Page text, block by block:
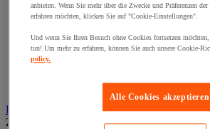
Baustellenscheinwerfer
Handlampe
Innen- und Außenbeleuchtung
Leuchtmittel
Stirnlampe
Werkstattlampe
Druckluftwerkzeuge und Kompressoren
Zur gesamten Produktgruppe
anbieten. Wenn Sie mehr über die Zwecke und Präferenzen
erfahren möchten, klicken Sie auf "Cookie-Einstellungen".
Und wenn Sie Ihren Besuch ohne Cookies fortsetzen
tun! Um mehr zu erfahren, können Sie auch unsere Cookie-
policy.
Alle Cookies akzeptieren